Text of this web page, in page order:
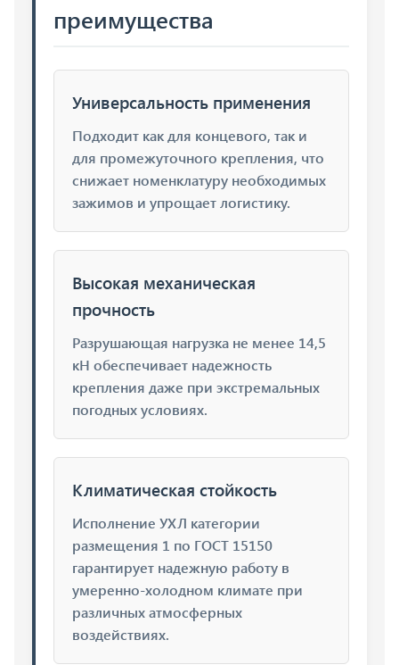
преимущества
Универсальность применения
Подходит как для концевого, так и
для промежуточного крепления, что
снижает номенклатуру необходимых
зажимов и упрощает логистику.
Высокая механическая
прочность
Разрушающая нагрузка не менее 14,5
кН обеспечивает надежность
крепления даже при экстремальных
погодных условиях.
Климатическая стойкость
Исполнение УХЛ категории
размещения 1 по ГОСТ 15150
гарантирует надежную работу в
умеренно-холодном климате при
различных атмосферных
воздействиях.